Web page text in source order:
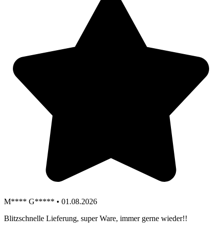
M**** G***** • 01.08.2026
Blitzschnelle Lieferung, super Ware, immer gerne wieder!!